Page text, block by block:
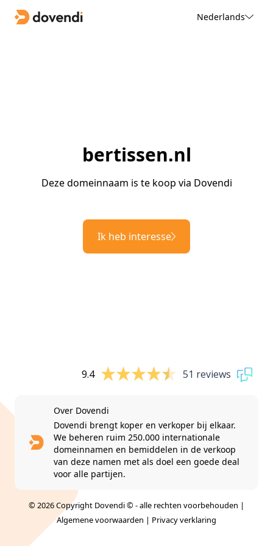
Nederlands
bertissen.nl
Deze domeinnaam is te koop via Dovendi
Ik heb interesse
9.4 51 reviews
Over Dovendi
Dovendi brengt koper en verkoper bij elkaar.
We beheren ruim 250.000 internationale
domeinnamen en bemiddelen in de verkoop
van deze namen met als doel een goede deal
voor alle partijen.
© 2026 Copyright Dovendi © - alle rechten voorbehouden |
Algemene voorwaarden | Privacy verklaring